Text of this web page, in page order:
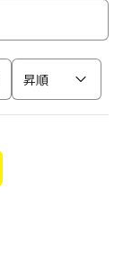
昇順